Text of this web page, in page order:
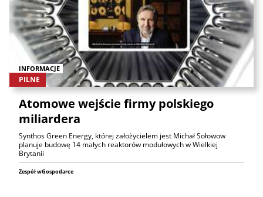
INFORMACJE
PILNE
Atomowe wejście firmy polskiego
miliardera
Synthos Green Energy, której założycielem jest Michał Sołowow
planuje budowę 14 małych reaktorów modułowych w Wielkiej
Brytanii
Zespół wGospodarce